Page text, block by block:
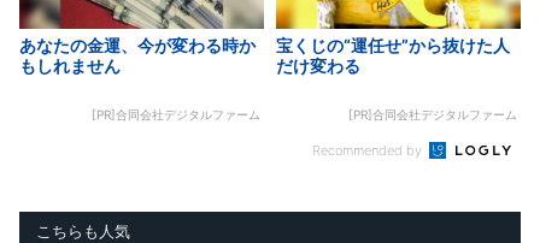
あなたの金運、今が変わる時か
もしれません
[PR]合同会社デジタルファーム
宝くじの“運任せ”から抜けた人
だけ変わる
[PR]合同会社デジタルファーム
Recommended by
こちらも人気